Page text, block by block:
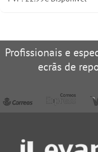
Profissionais e
ecrãs de